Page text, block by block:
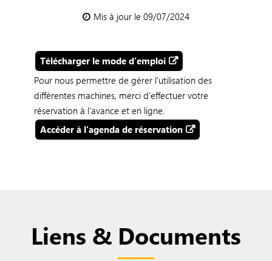
Mis à jour le 09/07/2024
Télécharger le mode d'emploi
Pour nous permettre de gérer l'utilisation des
différentes machines, merci d'effectuer votre
réservation à l'avance et en ligne.
Accéder à l'agenda de réservation
Liens & Documents